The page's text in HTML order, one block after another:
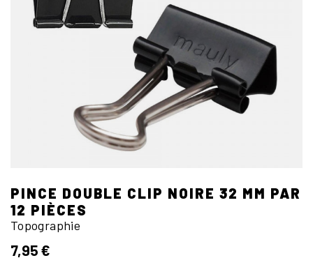
PINCE DOUBLE CLIP NOIRE 32 MM PAR
12 PIÈCES
Topographie
7,95 €